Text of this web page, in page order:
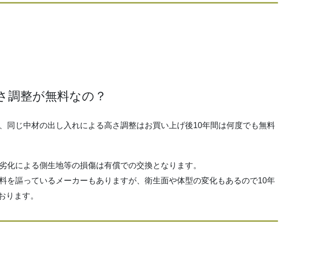
調整が無料なの？
同じ中材の出し入れによる高さ調整はお買い上げ後10年間は何度でも無料
化による側生地等の損傷は有償での交換となります。
を謳っているメーカーもありますが、衛生面や体型の変化もあるので10年
ります。